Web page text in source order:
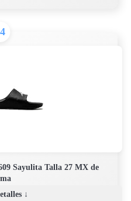
Sayulita Talla 27 MX de
↓